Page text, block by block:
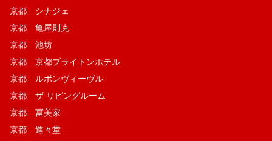
京都 シナジェ
京都 亀屋則克
京都 池坊
京都 京都ブライトンホテル
京都 ルボンヴィーヴル
京都 ザ リビングルーム
京都 冨美家
京都 進々堂